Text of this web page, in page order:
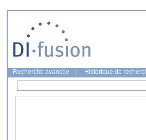
Recherche avancée Historique de